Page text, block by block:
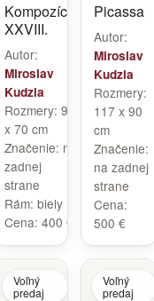
Kompozícia
XXVIII.
Autor:
Miroslav
Kudzia
Rozmery: 90
x 70 cm
Značenie: na
zadnej
strane
Rám: biely
Cena: 400 €
Picassa
Autor:
Miroslav
Kudzia
Rozmery:
117 x 90
cm
Značenie:
na zadnej
strane
Cena:
500 €
Voľný
predaj
Voľný
predaj